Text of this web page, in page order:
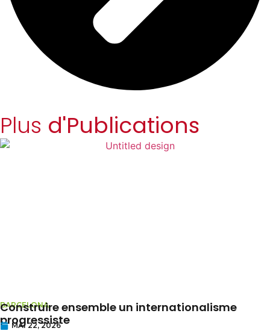
Plus d'Publications
BARCELONA
Construire ensemble un internationalisme
progressiste
MAI 22, 2026